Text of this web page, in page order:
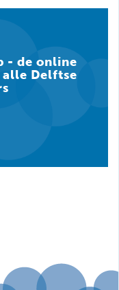
- de online
Delftse